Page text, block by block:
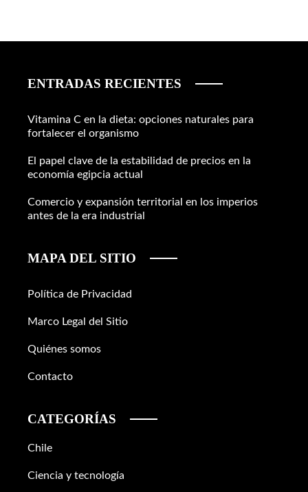
ENTRADAS RECIENTES
Vitamina C en la dieta: opciones naturales para
fortalecer el organismo
El papel clave de la estabilidad de precios en la
economía egipcia actual
Comercio y expansión territorial en los imperios
antes de la era industrial
MAPA DEL SITIO
Política de Privacidad
Marco Legal del Sitio
Quiénes somos
Contacto
CATEGORÍAS
Chile
Ciencia y tecnología